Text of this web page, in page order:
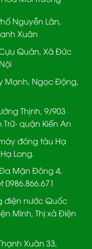
Nguyễn Lân,
Xuân
Quán, Xã Đức
Mạnh, Ngọc Động,
Thịnh, 9/903
quận Kiến An
đóng tàu Hạ
Long.
Mặn Đông 4,
điện nước Quốc
Minh, Thị xã Điện
Xuân 33,